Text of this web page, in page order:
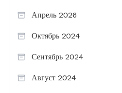
Апрель 2026
Октябрь 2024
Сентябрь 2024
Август 2024